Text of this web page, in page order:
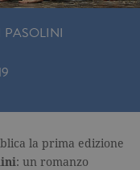
PASOLINI
la prima edizione
: un romanzo